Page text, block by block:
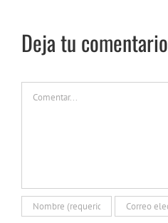
Deja tu comentario